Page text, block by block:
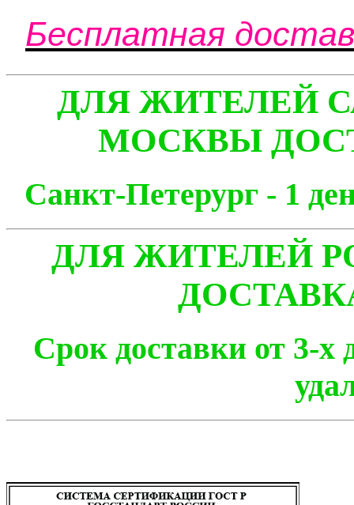
Бесплатная
ДЛЯ ЖИТЕЛЕЙ
МОСКВЫ
Санкт-Петерург -
ДЛЯ ЖИТЕЛЕЙ
Срок доставки от 3-х